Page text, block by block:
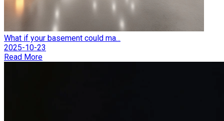
What if your basement could ma...
2025-10-23
Read More